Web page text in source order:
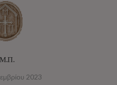
2023